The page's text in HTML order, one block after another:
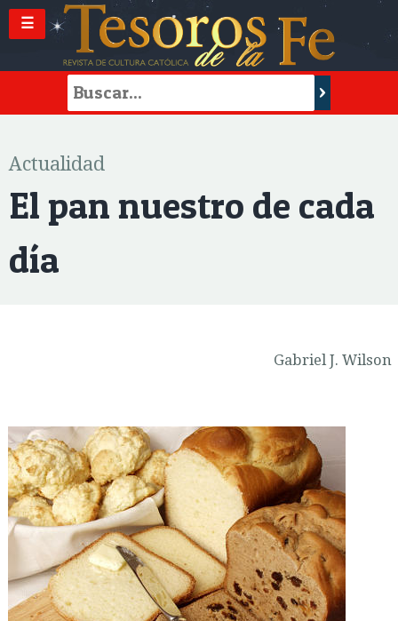
☰
Actualidad
El pan nuestro de cada
día
Gabriel J. Wilson